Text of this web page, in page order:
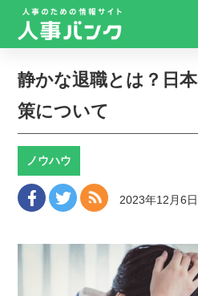
静かな退職とは？日
策について
ノウハウ
2023年12月6日